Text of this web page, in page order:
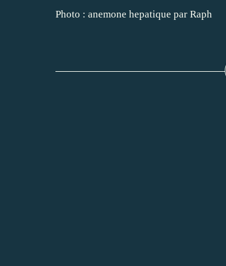
Photo : anemone hepatique par Raph